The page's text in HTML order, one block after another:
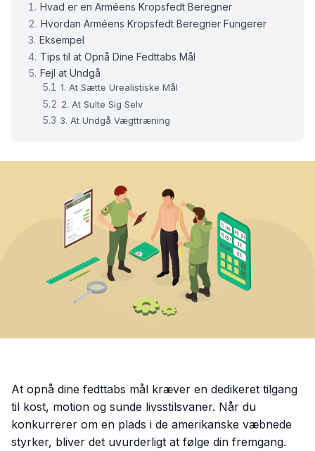
Hvad er en Arméens Kropsfedt Beregner
Hvordan Arméens Kropsfedt Beregner Fungerer
Eksempel
Tips til at Opnå Dine Fedttabs Mål
Fejl at Undgå
1. At Sætte Urealistiske Mål
2. At Sulte Sig Selv
3. At Undgå Vægttræning
At opnå dine fedttabs mål kræver en dedikeret tilgang
til kost, motion og sunde livsstilsvaner. Når du
konkurrerer om en plads i de amerikanske væbnede
styrker, bliver det uvurderligt at følge din fremgang.